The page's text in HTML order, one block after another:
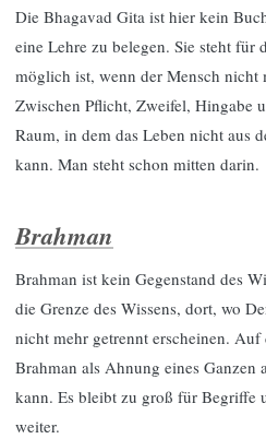
Die Bhagavad Gita ist hier kein
eine Lehre zu belegen. Sie steht für
möglich ist, wenn der Mensch nicht
Zwischen Pflicht, Zweifel, Hingabe
Raum, in dem das Leben nicht aus
kann. Man steht schon mitten darin.
Brahman
Brahman ist kein Gegenstand des
die Grenze des Wissens, dort, wo
nicht mehr getrennt erscheinen. Auf
Brahman als Ahnung eines Ganzen
kann. Es bleibt zu groß für Begriffe
weiter.